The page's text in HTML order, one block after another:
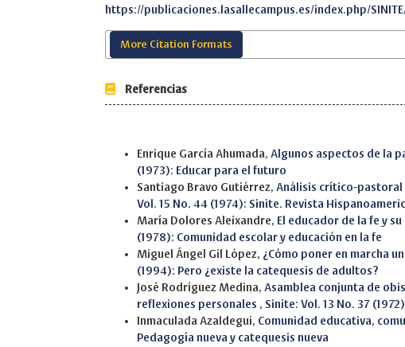
https://publicaciones.lasallecampus.es/index.php/
More Citation Formats
Referencias
Enrique García Ahumada, Algunos aspectos de la
(1973): Educar para el futuro
Santiago Bravo Gutiérrez, Análisis crítico-pastoral
Vol. 15 No. 44 (1974): Sinite. Revista
María Dolores Aleixandre, El educador de la fe y
(1978): Comunidad escolar y educación en la fe
Miguel Ángel Gil López, ¿Cómo poner en marcha
(1994): Pero ¿existe la catequesis de adultos?
José Rodríguez Medina, Asamblea conjunta de
reflexiones personales , Sinite: Vol. 13 No. 37
Inmaculada Azaldegui, Comunidad educativa,
Pedagogía nueva y catequesis nueva